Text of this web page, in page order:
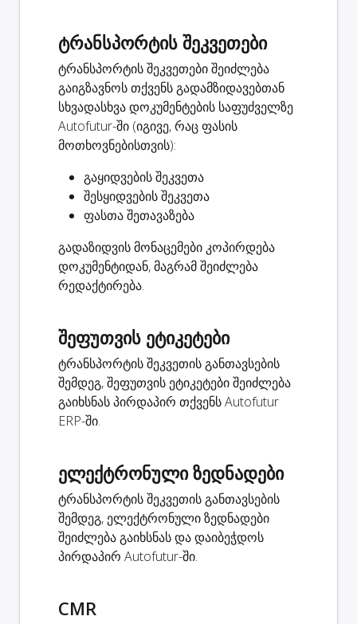
ტრანსპორტის შეკვეთები
ტრანსპორტის შეკვეთები შეიძლება
გაიგზავნოს თქვენს გადამზიდავებთან
სხვადასხვა დოკუმენტების საფუძველზე
Autofutur-ში (იგივე, რაც ფასის
მოთხოვნებისთვის):
გაყიდვების შეკვეთა
შესყიდვების შეკვეთა
ფასთა შეთავაზება
გადაზიდვის მონაცემები კოპირდება
დოკუმენტიდან, მაგრამ შეიძლება
რედაქტირება.
შეფუთვის ეტიკეტები
ტრანსპორტის შეკვეთის განთავსების
შემდეგ, შეფუთვის ეტიკეტები შეიძლება
გაიხსნას პირდაპირ თქვენს Autofutur
ERP-ში.
ელექტრონული ზედნადები
ტრანსპორტის შეკვეთის განთავსების
შემდეგ, ელექტრონული ზედნადები
შეიძლება გაიხსნას და დაიბეჭდოს
პირდაპირ Autofutur-ში.
CMR